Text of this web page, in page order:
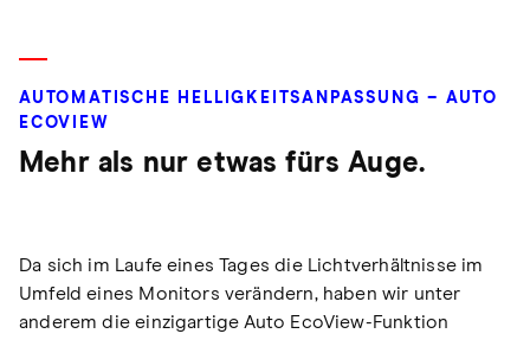
AUTOMATISCHE HELLIGKEITSANPASSUNG – AUTO
ECOVIEW
Mehr als nur etwas fürs Auge.
Da sich im Laufe eines Tages die Lichtverhältnisse im
Umfeld eines Monitors verändern, haben wir unter
anderem die einzigartige Auto EcoView-Funktion